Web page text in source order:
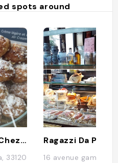
spots around
Dunes Blanches Chez Pascal Arcachon
33120
16 avenue